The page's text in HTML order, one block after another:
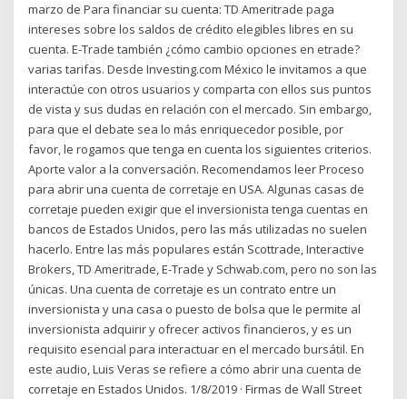
marzo de Para financiar su cuenta: TD Ameritrade paga
intereses sobre los saldos de crédito elegibles libres en su
cuenta. E-Trade también ¿cómo cambio opciones en etrade?
varias tarifas. Desde Investing.com México le invitamos a que
interactúe con otros usuarios y comparta con ellos sus puntos
de vista y sus dudas en relación con el mercado. Sin embargo,
para que el debate sea lo más enriquecedor posible, por
favor, le rogamos que tenga en cuenta los siguientes criterios.
Aporte valor a la conversación. Recomendamos leer Proceso
para abrir una cuenta de corretaje en USA. Algunas casas de
corretaje pueden exigir que el inversionista tenga cuentas en
bancos de Estados Unidos, pero las más utilizadas no suelen
hacerlo. Entre las más populares están Scottrade, Interactive
Brokers, TD Ameritrade, E-Trade y Schwab.com, pero no son las
únicas. Una cuenta de corretaje es un contrato entre un
inversionista y una casa o puesto de bolsa que le permite al
inversionista adquirir y ofrecer activos financieros, y es un
requisito esencial para interactuar en el mercado bursátil. En
este audio, Luis Veras se refiere a cómo abrir una cuenta de
corretaje en Estados Unidos. 1/8/2019 · Firmas de Wall Street